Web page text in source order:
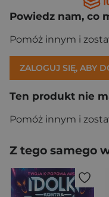
Powiedz nam, co
Pomóż innym i
ZALOGUJ SIĘ, ABY
Ten produkt nie
Pomóż innym i
Z tego samego